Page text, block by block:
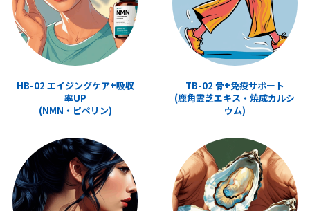
HB-02 エイジングケア+吸収
率UP
(NMN・ピペリン)
TB-02 骨+免疫サポート
(鹿角霊芝エキス・焼成カルシ
ウム)